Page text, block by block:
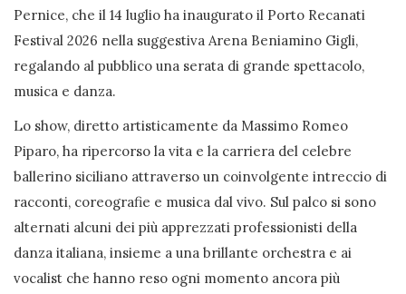
Pernice, che il 14 luglio ha inaugurato il Porto Recanati
Festival 2026 nella suggestiva Arena Beniamino Gigli,
regalando al pubblico una serata di grande spettacolo,
musica e danza.
Lo show, diretto artisticamente da Massimo Romeo
Piparo, ha ripercorso la vita e la carriera del celebre
ballerino siciliano attraverso un coinvolgente intreccio di
racconti, coreografie e musica dal vivo. Sul palco si sono
alternati alcuni dei più apprezzati professionisti della
danza italiana, insieme a una brillante orchestra e ai
vocalist che hanno reso ogni momento ancora più